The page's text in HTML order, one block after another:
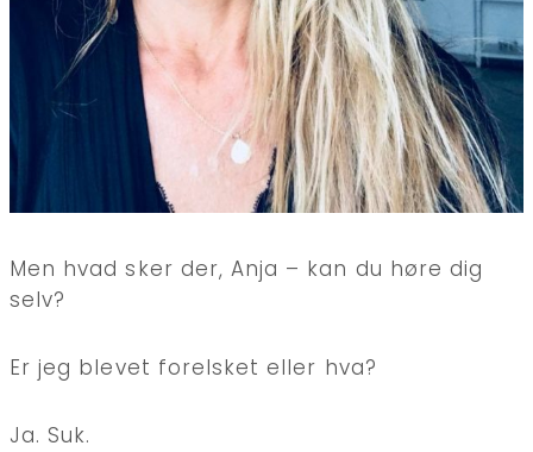
Men hvad sker der, Anja – kan du høre dig
selv?
Er jeg blevet forelsket eller hva?
Ja. Suk.